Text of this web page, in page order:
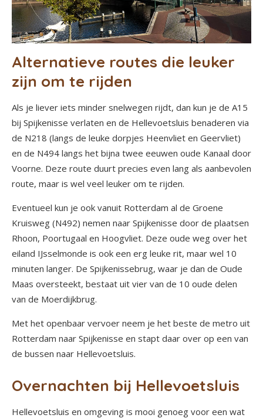
Alternatieve routes die leuker
zijn om te rijden
Als je liever iets minder snelwegen rijdt, dan kun je de A15
bij Spijkenisse verlaten en de Hellevoetsluis benaderen via
de N218 (langs de leuke dorpjes Heenvliet en Geervliet)
en de N494 langs het bijna twee eeuwen oude Kanaal door
Voorne. Deze route duurt precies even lang als aanbevolen
route, maar is wel veel leuker om te rijden.
Eventueel kun je ook vanuit Rotterdam al de Groene
Kruisweg (N492) nemen naar Spijkenisse door de plaatsen
Rhoon, Poortugaal en Hoogvliet. Deze oude weg over het
eiland IJsselmonde is ook een erg leuke rit, maar wel 10
minuten langer. De Spijkenissebrug, waar je dan de Oude
Maas oversteekt, bestaat uit vier van de 10 oude delen
van de Moerdijkbrug.
Met het openbaar vervoer neem je het beste de metro uit
Rotterdam naar Spijkenisse en stapt daar over op een van
de bussen naar Hellevoetsluis.
Overnachten bij Hellevoetsluis
Hellevoetsluis en omgeving is mooi genoeg voor een wat